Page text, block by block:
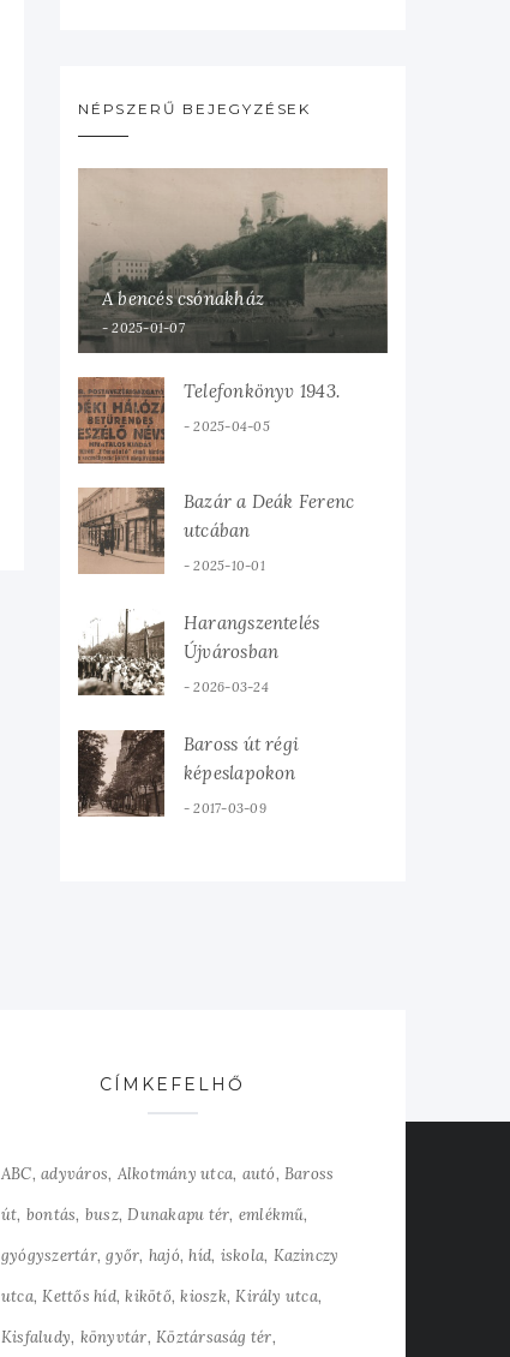
NÉPSZERŰ BEJEGYZÉSEK
A bencés csónakház
2025-01-07
Telefonkönyv 1943.
2025-04-05
Bazár a Deák Ferenc
utcában
2025-10-01
Harangszentelés
Újvárosban
2026-03-24
Baross út régi
képeslapokon
2017-03-09
CÍMKEFELHŐ
ABC adyváros Alkotmány utca autó Baross
út bontás busz Dunakapu tér emlékmű
gyógyszertár győr hajó híd iskola Kazinczy
utca Kettős híd kikötő kioszk Király utca
Kisfaludy könyvtár Köztársaság tér